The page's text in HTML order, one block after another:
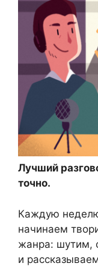
Лучший
точно.
Каждую
начинаем
жанра: шутим,
и